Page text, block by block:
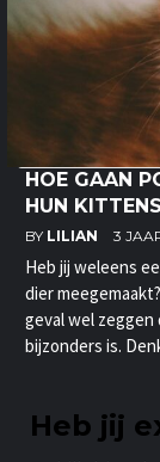
HOE GAAN
HUN
BY LILIAN 3
Heb jij weleens
dier
geval wel
bijzonders is.
Heb jij